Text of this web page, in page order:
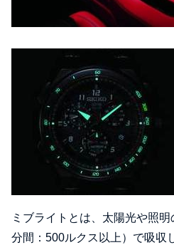
ミブライトとは、太陽光や照
分間：500ルクス以上）で吸収